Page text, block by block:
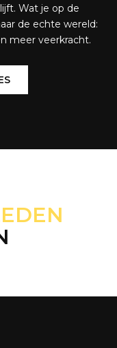
Wat je op de
de echte wereld:
meer veerkracht.